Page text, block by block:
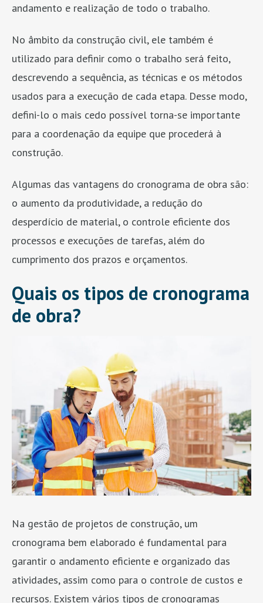
andamento e realização de todo o trabalho.
No âmbito da construção civil, ele também é
utilizado para definir como o trabalho será feito,
descrevendo a sequência, as técnicas e os métodos
usados para a execução de cada etapa. Desse modo,
defini-lo o mais cedo possível torna-se importante
para a coordenação da equipe que procederá à
construção.
Algumas das vantagens do cronograma de obra são:
o aumento da produtividade, a redução do
desperdício de material, o controle eficiente dos
processos e execuções de tarefas, além do
cumprimento dos prazos e orçamentos.
Quais os tipos de cronograma
de obra?
Na gestão de projetos de construção, um
cronograma bem elaborado é fundamental para
garantir o andamento eficiente e organizado das
atividades, assim como para o controle de custos e
recursos. Existem vários tipos de cronogramas